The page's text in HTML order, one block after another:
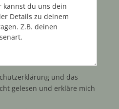
und das
gelesen und erkläre mich